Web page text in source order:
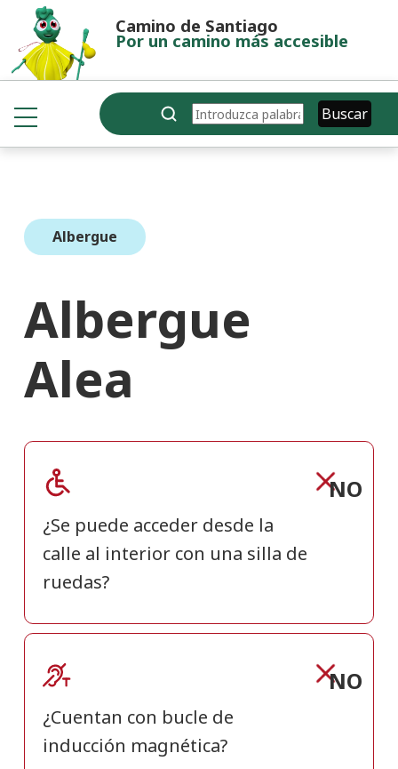
Pasar al contenido principal
Camino de Santiago
Por un camino más accesible
Buscar Buscar
Albergue
Albergue
Alea
¿Se puede acceder desde la
calle al interior con una silla de
ruedas?
NO
¿Cuentan con bucle de
inducción magnética?
NO